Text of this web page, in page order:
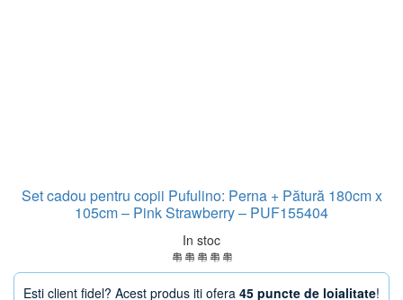
Set cadou pentru copii Pufulino: Perna + Pătură 180cm x
105cm – Pink Strawberry – PUF155404
In stoc
Esti client fidel? Acest produs iti ofera 45 puncte de loialitate!